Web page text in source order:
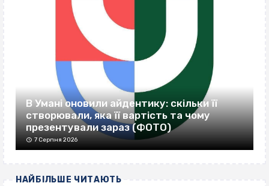
В Умані оновили айдентику: скільки її
створювали, яка її вартість та чому
презентували зараз (ФОТО)
7 Серпня 2026
НАЙБІЛЬШЕ ЧИТАЮТЬ